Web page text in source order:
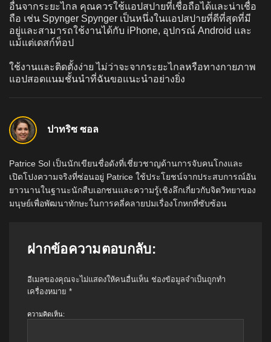
อื่นจากระยะไกล คุณควรใช้แอปสปายที่เชื่อถือได้และน่าเชื่อ
ถือ เช่น Spynger Spynger เป็นหนึ่งในแอปสปายที่ดีที่สุดที่มี
อยู่และสามารถใช้งานได้กับ iPhone, อุปกรณ์ Android และ
แม้แต่เดสก์ท็อป
ใช้งานและติดตั้งง่าย ไม่ว่าจะจากระยะไกลหรือทางกายภาพ
แอปสอดแนมชั้นนำที่ฉันขอแนะนำอย่างยิ่ง
ปาทริซ ซอล
Patrice Sol เป็นนักเขียนชื่อดังที่เชี่ยวชาญด้านการจับคนโกงและ
เปิดโปงความจริงที่ซ่อนอยู่ Patrice ใช้ประโยชน์จากประสบการณ์อัน
ยาวนานในฐานะนักสืบเอกชนและความรู้เชิงลึกเกี่ยวกับจิตวิทยาของ
มนุษย์เพื่อพัฒนาทักษะในการคลี่คลายปมเรื่องโกหกที่ซับซ้อน
ฝากข้อความตอบกลับ:
อีเมลของคุณจะไม่แสดงให้คนอื่นเห็น ช่องข้อมูลจำเป็นถูกทำ
เครื่องหมาย *
ความคิดเห็น: